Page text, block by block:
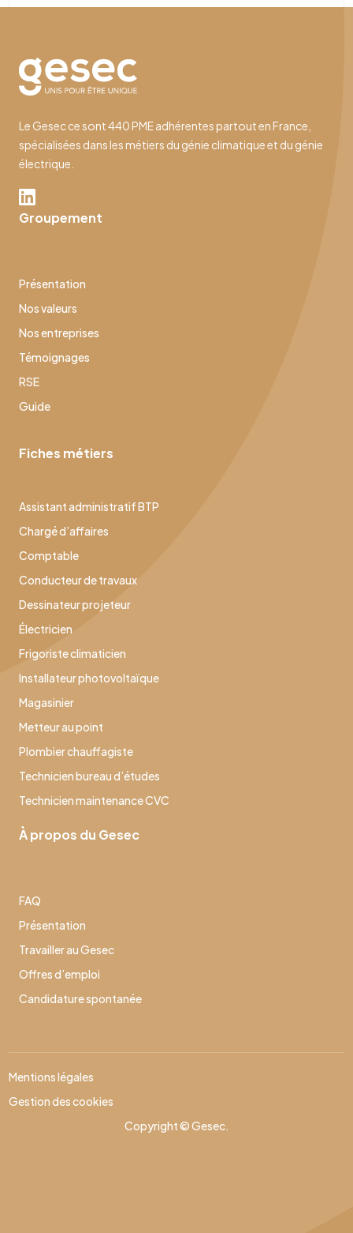
Le Gesec ce sont 440 PME adhérentes partout en France,
spécialisées dans les métiers du génie climatique et du génie
électrique.
Groupement
Présentation
Nos valeurs
Nos entreprises
Témoignages
RSE
Guide
Fiches métiers
Assistant administratif BTP
Chargé d’affaires
Comptable
Conducteur de travaux
Dessinateur projeteur
Électricien
Frigoriste climaticien
Installateur photovoltaïque
Magasinier
Metteur au point
Plombier chauffagiste
Technicien bureau d’études
Technicien maintenance CVC
À propos du Gesec
FAQ
Présentation
Travailler au Gesec
Offres d’emploi
Candidature spontanée
Copyright © Gesec.
Mentions légales
Gestion des cookies